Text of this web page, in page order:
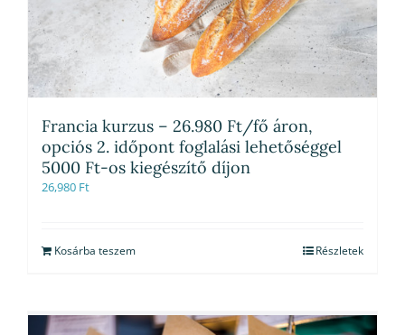
Francia kurzus – 26.980 Ft/fő áron,
opciós 2. időpont foglalási lehetőséggel
5000 Ft-os kiegészítő díjon
26,980 Ft
Kosárba teszem Részletek